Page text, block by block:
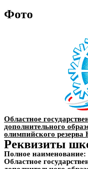
Фото
Областное
дополнительного
олимпийского
Реквизиты
Полное наименование:
Областное